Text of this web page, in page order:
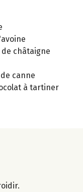
de châtaigne
canne
à tartiner